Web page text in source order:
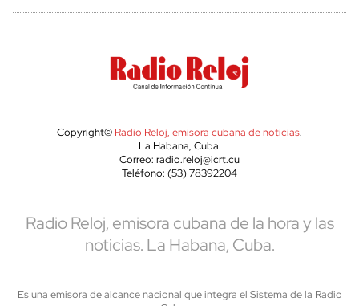
Copyright© Radio Reloj, emisora cubana de noticias.
La Habana, Cuba.
Correo: radio.reloj@icrt.cu
Teléfono: (53) 78392204
Radio Reloj, emisora cubana de la hora y las
noticias. La Habana, Cuba.
Es una emisora de alcance nacional que integra el Sistema de la Radio